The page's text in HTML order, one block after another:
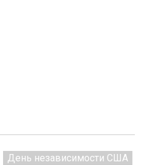
День независимости США